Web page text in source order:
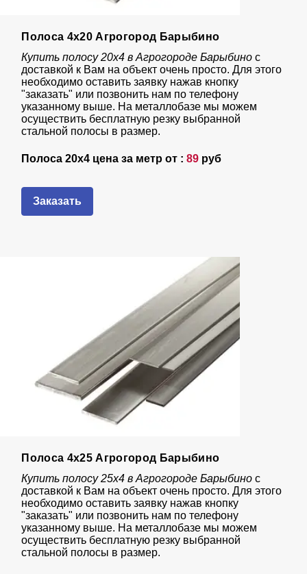
Полоса 4х20 Агрогород Барыбино
Купить полосу 20х4 в Агрогороде Барыбинос
доставкой к Вам на объект очень просто. Для этого
необходимо оставить заявку нажав кнопку
"заказать" или позвонить нам по телефону
указанному выше. На металлобазе мы можем
осуществить бесплатную резку выбранной
стальной полосы в размер.
Полоса 20х4 цена за метр от :89 руб
Заказать
Полоса 4х25 Агрогород Барыбино
Купить полосу 25х4 в Агрогороде Барыбинос
доставкой к Вам на объект очень просто. Для этого
необходимо оставить заявку нажав кнопку
"заказать" или позвонить нам по телефону
указанному выше. На металлобазе мы можем
осуществить бесплатную резку выбранной
стальной полосы в размер.